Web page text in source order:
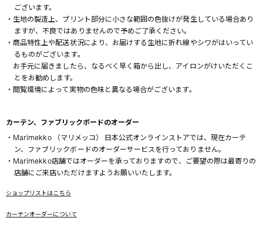
ございます。
・生地の製造上、プリント部分に小さな範囲の色抜けが発生している場合あり
ますが、不良ではありませんので予めご了承ください。
・商品特性上や配送状況により、お届けする生地に折れ線やシワがはいってい
るものがございます。
お手元に届きましたら、なるべく早く箱から出し、アイロンがけいただくこ
とをお勧めします。
・閲覧環境によって実物の色味と異なる場合がございます。
カーテン、ファブリックボードのオーダー
・Marimekko （マリメッコ） 日本公式オンラインストアでは、現在カーテ
ン、ファブリックボードのオーダーサービスを行っておりません。
・Marimekko店舗ではオーダーを承っておりますので、ご要望の際は最寄りの
店舗にご来店いただけますようお願いいたします。
ショップリストはこちら
カーテンオーダーについて